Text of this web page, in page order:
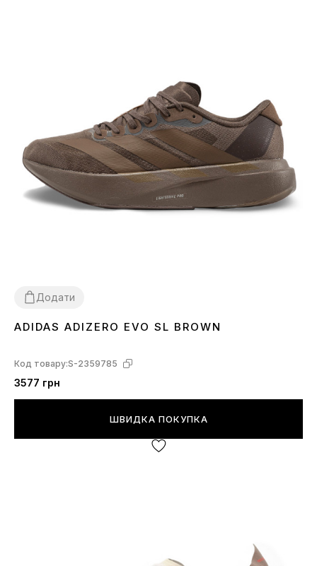
Додати
40 4142
ADIDAS ADIZERO EVO SL BROWN
Код товару:S-2359785
3577 грн
ШВИДКА ПОКУПКА